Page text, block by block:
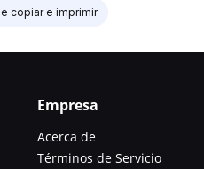
copiar e imprimir
Empresa
Acerca de
Términos de Servicio